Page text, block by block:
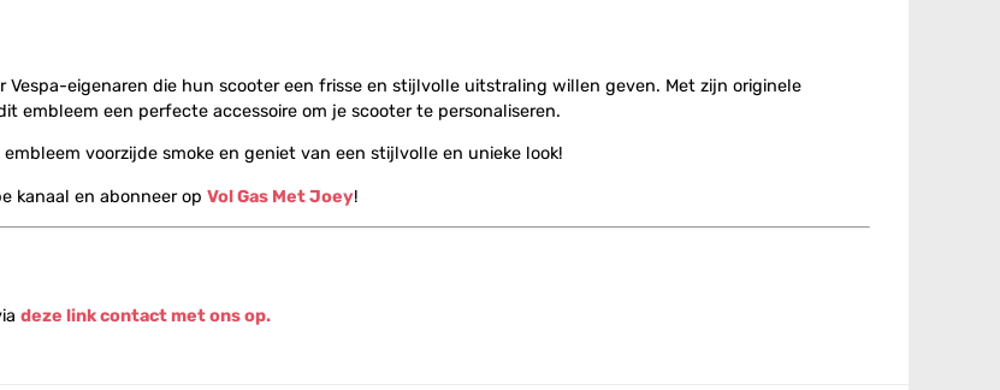
Vespa-eigenaren die hun scooter een frisse en stijlvolle uitstraling willen geven. Met zijn originele
embleem een perfecte accessoire om je scooter te personaliseren.
voorzijde smoke en geniet van een stijlvolle en unieke look!
kanaal en abonneer op Vol Gas Met Joey!
deze link contact met ons op.